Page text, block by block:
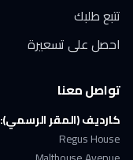
تتبع طلبك
احصل على تسعيرة
تواصل معنا
كارديف (المقر الرسمي):
Regus House